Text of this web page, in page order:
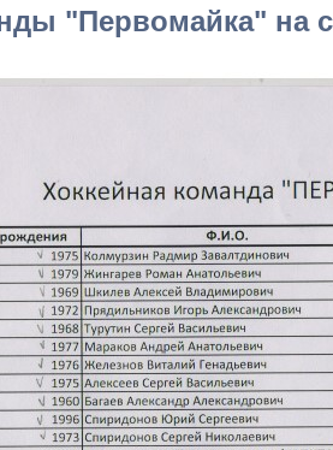
"Первомайка" на